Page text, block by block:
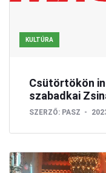
KULTÚRA
Csütörtökön
szabadkai
SZERZŐ: PASZ